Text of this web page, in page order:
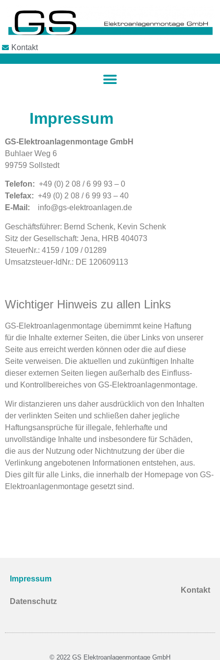
Kontakt
Impressum
GS-Elektroanlagenmontage GmbH
Buhlaer Weg 6
99759 Sollstedt
Telefon: +49 (0) 2 08 / 6 99 93 – 0
Telefax: +49 (0) 2 08 / 6 99 93 – 40
E-Mail: info@gs-elektroanlagen.de
Geschäftsführer: Bernd Schenk, Kevin Schenk
Sitz der Gesellschaft: Jena, HRB 404073
SteuerNr.: 4159 / 109 / 01289
Umsatzsteuer-IdNr.: DE 120609113
Wichtiger Hinweis zu allen Links
GS-Elektroanlagenmontage übernimmt keine Haftung
für die Inhalte externer Seiten, die über Links von unserer
Seite aus erreicht werden können oder die auf diese
Seite verweisen. Die aktuellen und zukünftigen Inhalte
dieser externen Seiten liegen außerhalb des Einfluss-
und Kontrollbereiches von GS-Elektroanlagenmontage.
Wir distanzieren uns daher ausdrücklich von den Inhalten
der verlinkten Seiten und schließen daher jegliche
Haftungsansprüche für illegale, fehlerhafte und
unvollständige Inhalte und insbesondere für Schäden,
die aus der Nutzung oder Nichtnutzung der über die
Verlinkung angebotenen Informationen entstehen, aus.
Dies gilt für alle Links, die innerhalb der Homepage von GS-
Elektroanlagenmontage gesetzt sind.
Impressum
Datenschutz
Kontakt
© 2022 GS Elektroanlagenmontage GmbH